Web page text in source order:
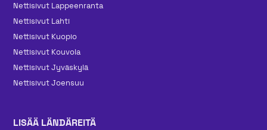
Nettisivut Lappeenranta
Nettisivut Lahti
Nettisivut Kuopio
Nettisivut Kouvola
Nettisivut Jyväskylä
Nettisivut Joensuu
LISÄÄ LÄNDÄREITÄ